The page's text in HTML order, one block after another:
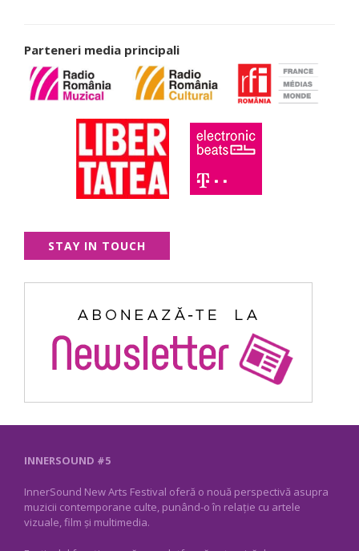
Parteneri media principali
STAY IN TOUCH
INNERSOUND #5
InnerSound New Arts Festival oferă o nouă perspectivă asupra
muzicii contemporane culte, punând-o în relație cu artele
vizuale, film și multimedia.